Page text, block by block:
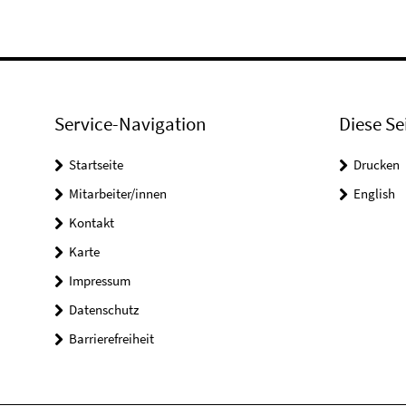
Service-Navigation
Startseite
Mitarbeiter/innen
Kontakt
Karte
Impressum
Datenschutz
Barrierefreiheit
Diese
Drucken
English